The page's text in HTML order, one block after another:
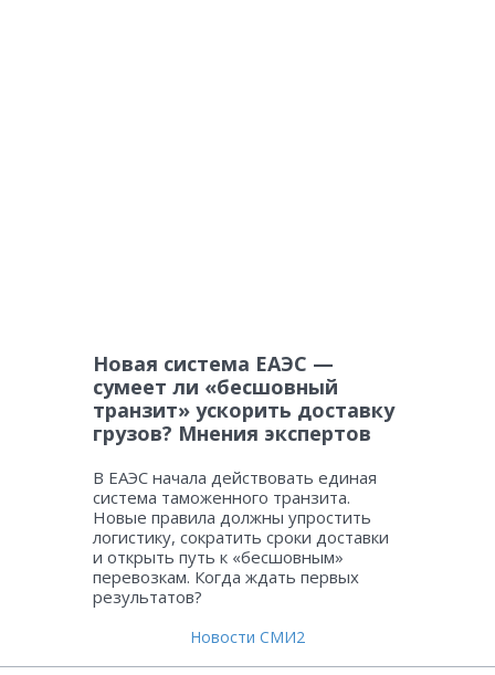
Новая система ЕАЭС —
сумеет ли «бесшовный
транзит» ускорить доставку
грузов? Мнения экспертов
В ЕАЭС начала действовать единая
система таможенного транзита.
Новые правила должны упростить
логистику, сократить сроки доставки
и открыть путь к «бесшовным»
перевозкам. Когда ждать первых
результатов?
Новости СМИ2